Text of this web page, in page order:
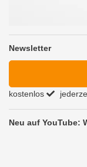
Newsletter
kostenlos
Neu auf YouTube: